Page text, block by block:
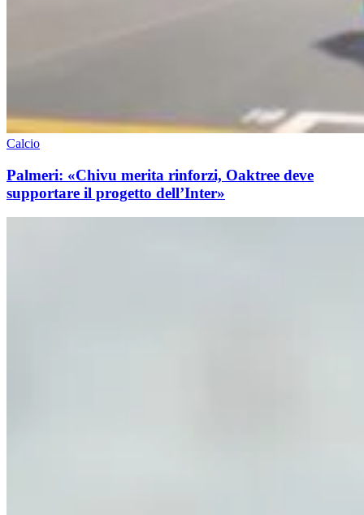
Calcio
Palmeri: «Chivu merita rinforzi, Oaktree deve
supportare il progetto dell’Inter»